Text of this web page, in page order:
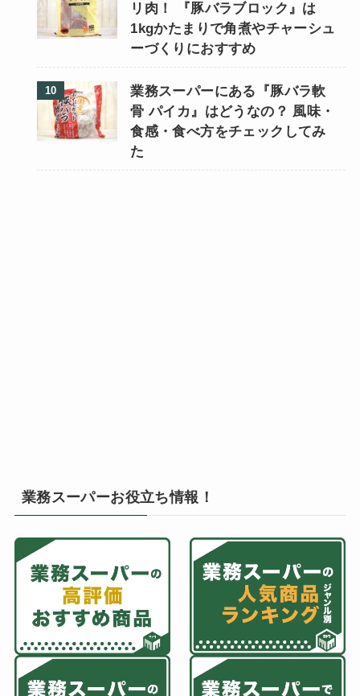
リ肉！ 『豚バラブロック』は
1kgかたまりで角煮やチャーシュ
ーづくりにおすすめ
業務スーパーにある『豚バラ軟
骨 パイカ』はどうなの？ 風味・
食感・食べ方をチェックしてみ
た
業務スーパーお役立ち情報！